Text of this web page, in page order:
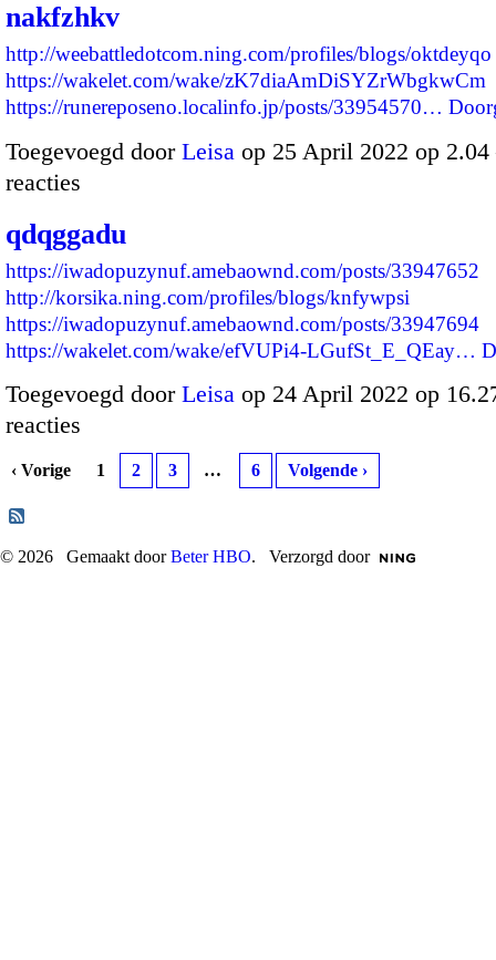
nakfzhkv
http://weebattledotcom.ning.com/profiles/blogs/oktdeyqo
https://wakelet.com/wake/zK7diaAmDiSYZrWbgkwCm
https://runereposeno.localinfo.jp/posts/33954570…
Toegevoegd door Leisa op 25 April 2022 op
reacties
qdqggadu
https://iwadopuzynuf.amebaownd.com/posts/33947652
http://korsika.ning.com/profiles/blogs/knfywpsi
https://iwadopuzynuf.amebaownd.com/posts/33947694
https://wakelet.com/wake/efVUPi4-LGufSt_E_QEay…
Toegevoegd door Leisa op 24 April 2022 op
reacties
‹ Vorige 1 2 3 … 6 Volgende ›
© 2026 Gemaakt doorBeter HBO. Verzorgd door